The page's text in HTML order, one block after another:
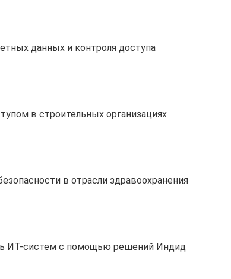
данных и контроля доступа
в строительных организациях
в отрасли здравоохранения
ИТ-систем с помощью решений Индид